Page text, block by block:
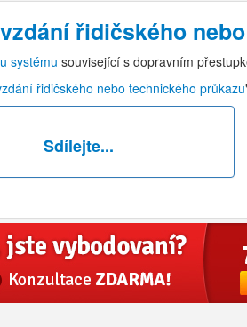
řidičského
systému související s dopravním
řidičského nebo technického průkazu
Sdílejte...